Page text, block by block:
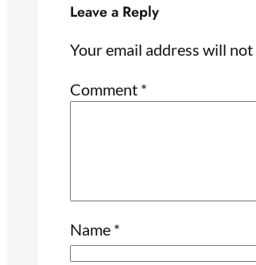
Leave a Reply
Your email address will
Comment *
Name *